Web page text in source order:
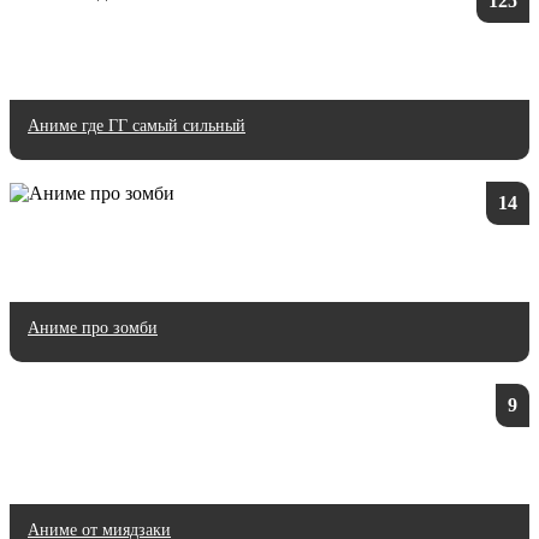
Аниме где ГГ самый сильный
14
Аниме про зомби
9
Аниме от миядзаки